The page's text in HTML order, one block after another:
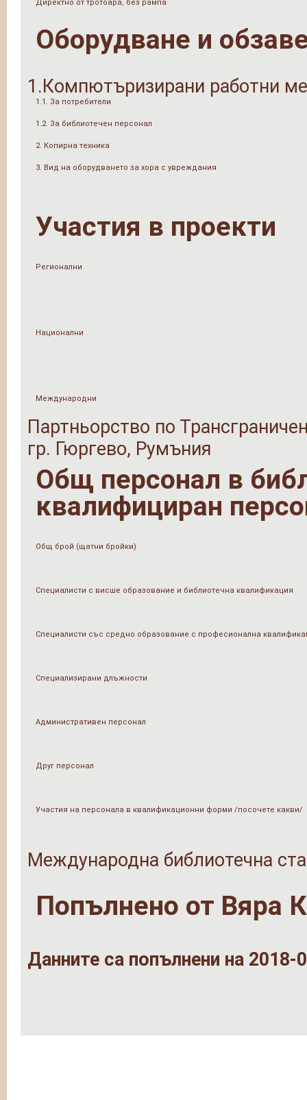
Директно от тротоара, без рампа
Оборудване и
1.Компютъризирани работни
1.1. За потребители
1.2. За библиотечен персонал
2. Копирна техника
3. Вид на оборудването за хора с увреждания
Участия в проекти
Регионални
Национални
Международни
Партньорство по
гр. Гюргево, Румъния
Общ персонал в
квалифициран
Общ брой (щатни бройки)
Специалисти с висше образование и библиотечна квалификация
Специалисти със средно образование с професионална
Специализирани длъжности
Административен персонал
Друг персонал
Участия на персонала в квалификационни форми /посочете какви/
Международна библиотечна
Попълнено от Вяра
Данните са попълнени на 2018-